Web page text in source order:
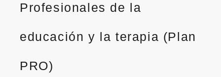
Profesionales de la
educación y la terapia (Plan
PRO)